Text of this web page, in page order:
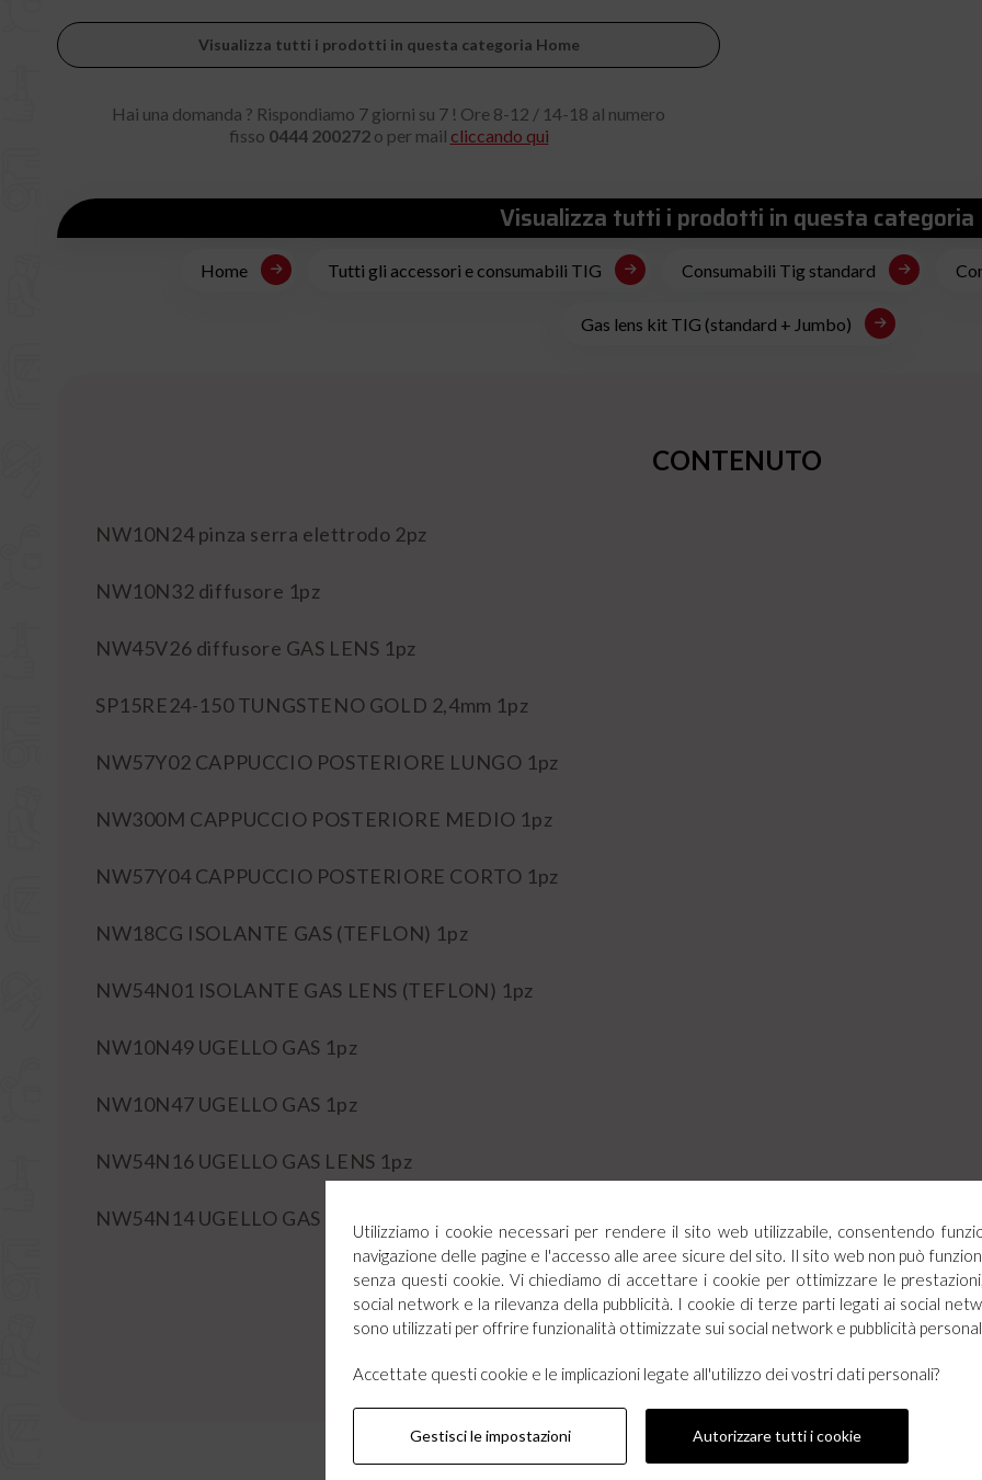
Visualizza tutti i prodotti in questa categoria Home
Hai una domanda ? Rispondiamo 7 giorni su 7 ! Ore 8-12 / 14-18 al numero
fisso 0444 200272o per mail cliccando qui
Visualizza tutti i prodotti in questa categoria
Home Tutti gli accessori e consumabili TIG Consumabili Tig standard
Gas lens kit TIG (standard + Jumbo)
CONTENUTO
NW10N24 pinza serra elettrodo 2pz
NW10N32 diffusore 1pz
NW45V26 diffusore GAS LENS 1pz
SP15RE24-150 TUNGSTENO GOLD 2,4mm 1pz
NW57Y02 CAPPUCCIO POSTERIORE LUNGO 1pz
NW300M CAPPUCCIO POSTERIORE MEDIO 1pz
NW57Y04 CAPPUCCIO POSTERIORE CORTO 1pz
NW18CG ISOLANTE GAS (TEFLON) 1pz
NW54N01 ISOLANTE GAS LENS (TEFLON) 1pz
NW10N49 UGELLO GAS 1pz
NW10N47 UGELLO GAS 1pz
NW54N16 UGELLO GAS LENS 1pz
NW54N14 UGELLO GAS LENS 1pz
Utilizziamo i cookie necessari per rendere il sito web utilizzabile, consentendo
navigazione delle pagine e l'accesso alle aree sicure del sito. Il sito web non può
senza questi cookie. Vi chiediamo di accettare i cookie per ottimizzare le
social network e la rilevanza della pubblicità. I cookie di terze parti legati ai social
sono utilizzati per offrire funzionalità ottimizzate sui social network e pubblicità
Accettate questi cookie e le implicazioni legate all'utilizzo dei vostri dati personali?
Gestisci le impostazioni Autorizzare tutti i cookie